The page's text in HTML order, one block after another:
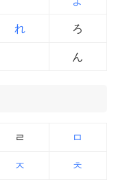
れ ろ
ん
ㄹ ㅁ
ㅈ ㅊ